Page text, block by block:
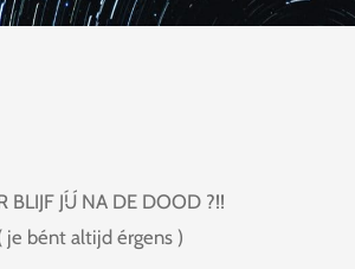
BLIJF JÍJ NA DE DOOD ?!!
je bént altijd érgens )